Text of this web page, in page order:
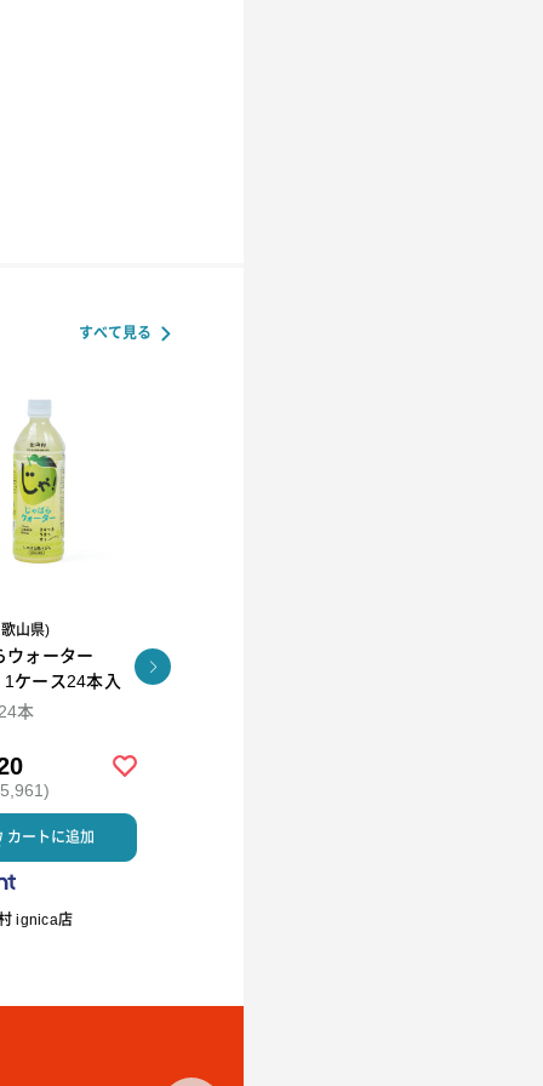
すべて見る
山県)
ウォーター
ケース24本入
本
カートに追加
ignica店